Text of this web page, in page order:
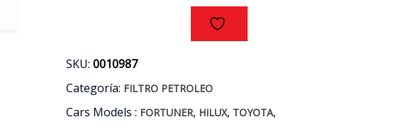
cantidad
SKU:0010987
Categoría: FILTRO PETROLEO
Cars Models : FORTUNER, HILUX, TOYOTA,